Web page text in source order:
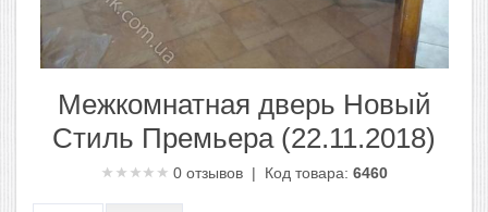
Межкомнатная дверь Новый
Стиль Премьера (22.11.2018)
0отзывов | Код товара: 6460